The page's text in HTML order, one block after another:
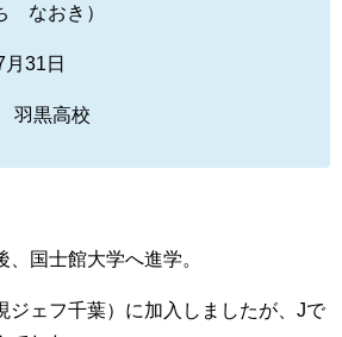
なおき）
31日
羽黒高校
国士館大学へ進学。
ジェフ千葉）に加入しましたが、Jで